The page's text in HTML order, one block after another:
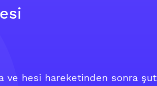
ve hesi hareketinden sonra şut